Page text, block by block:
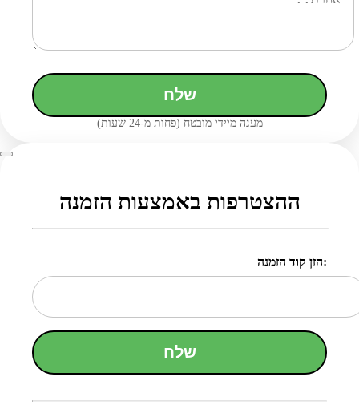
שלח
מענה מיידי מובטח (פחות מ-24 שעות)
ההצטרפות באמצעות הזמנה
הזן קוד הזמנה:
שלח